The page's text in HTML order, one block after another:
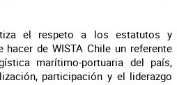
el respeto a los estatutos y
de WISTA Chile un referente
marítimo-portuaria del país,
participación y el liderazgo